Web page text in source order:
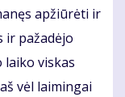
apžiūrėti ir
ir pažadėjo
viskas
vėl laimingai